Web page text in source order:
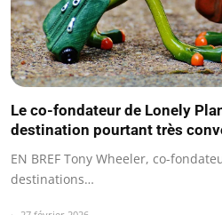
Le co-fondateur de Lonely
destination pourtant très
EN BREF Tony Wheeler, co-
destinations…